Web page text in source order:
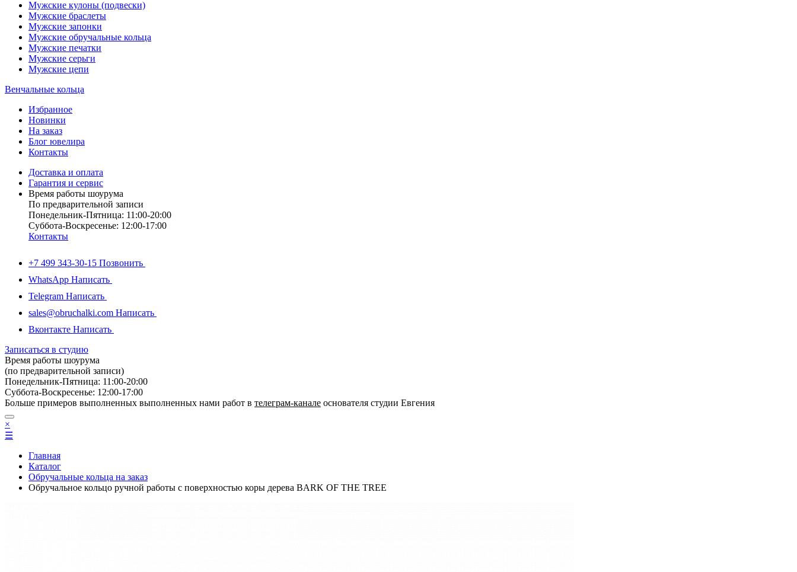
Мужские кулоны (подвески)
Мужские браслеты
Мужские запонки
Мужские обручальные кольца
Мужские печатки
Мужские серьги
Мужские цепи
Венчальные кольца
Избранное
Новинки
На заказ
Блог ювелира
Контакты
Доставка и оплата
Гарантия и сервис
Время работы шоурума
По предварительной записи
Понедельник-Пятница: 11:00-20:00
Суббота-Bоcкресенье: 12:00-17:00
Контакты
+7 499 343-30-15 Позвонить
WhatsApp Написать
Telegram Написать
sales@obruchalki.com Написать
Вконтакте Написать
Записаться в студию
Время работы шоурума
(по предварительной записи)
Понедельник-Пятница: 11:00-20:00
Суббота-Bоcкресенье: 12:00-17:00
Больше примеров выполненных выполненных нами работ в телеграм-канале основателя студии Евгения
×
☰
Главная
Каталог
Обручальные кольца на заказ
Обручальное кольцо ручной работы с поверхностью коры дерева BARK OF THE TREE